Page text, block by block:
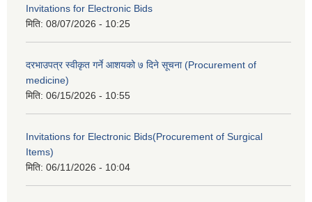
Invitations for Electronic Bids
मिति: 08/07/2026 - 10:25
दरभाउपत्र स्वीकृत गर्ने आशयको ७ दिने सूचना (Procurement of
medicine)
मिति: 06/15/2026 - 10:55
Invitations for Electronic Bids(Procurement of Surgical
Items)
मिति: 06/11/2026 - 10:04